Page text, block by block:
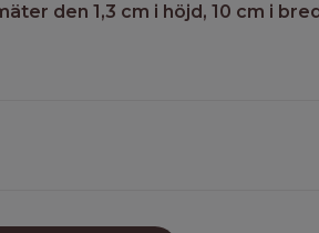
den 1,3 cm i höjd, 10 cm i